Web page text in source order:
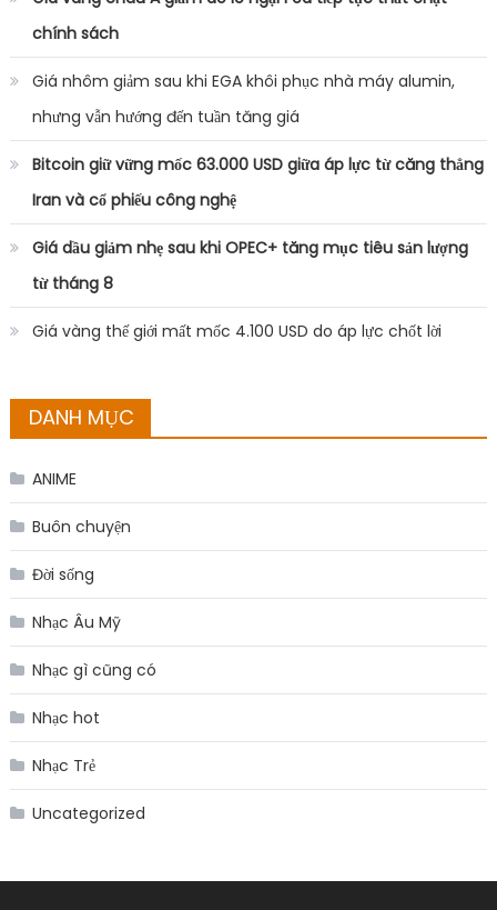
chính sách
Giá nhôm giảm sau khi EGA khôi phục nhà máy alumin,
nhưng vẫn hướng đến tuần tăng giá
Bitcoin giữ vững mốc 63.000 USD giữa áp lực từ căng thẳng
Iran và cổ phiếu công nghệ
Giá dầu giảm nhẹ sau khi OPEC+ tăng mục tiêu sản lượng
từ tháng 8
Giá vàng thế giới mất mốc 4.100 USD do áp lực chốt lời
DANH MỤC
ANIME
Buôn chuyện
Đời sống
Nhạc Âu Mỹ
Nhạc gì cũng có
Nhạc hot
Nhạc Trẻ
Uncategorized